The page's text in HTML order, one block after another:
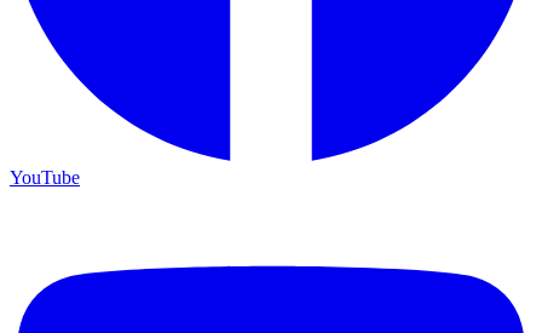
YouTube